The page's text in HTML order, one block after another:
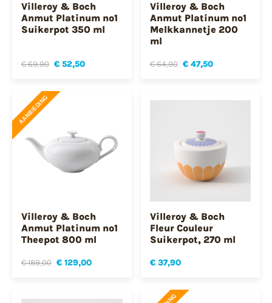
Villeroy & Boch
Anmut Platinum no1
Suikerpot 350 ml
€ 69,90 € 52,50
Villeroy & Boch
Anmut Platinum no1
Melkkannetje 200
ml
€ 64,90 € 47,50
AANBIEDING
Villeroy & Boch
Anmut Platinum no1
Theepot 800 ml
€ 189,00 € 129,00
Villeroy & Boch
Fleur Couleur
Suikerpot, 270 ml
€ 37,90